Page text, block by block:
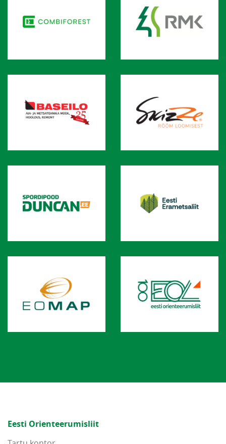
Eesti Orienteerumisliit